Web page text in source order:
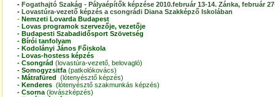
- Fogathajtó Szakág - Pályaépítők képzése 2010.február 13-14. Zánka, február
- Lovastúra-vezető képzés a csongrádi Diana Szakképző Iskolában
- Nemzeti Lovarda Budapest
- Lovas programok szervezője, vezetője
- Budapesti Szabadidősport Szövetség
- Bírói tanfolyam
- Kodolányi János Főiskola
- Lovas-hostess képzés
- Csongrád (lovastúra-vezető, belovagló)
- Somogyzsitfa (patkolókovács)
- Mátrafüred (lótenyésztő képzés)
- Kenderes (lótenyésztő szakmunkás képzés)
- Csorna (lovászképzés)